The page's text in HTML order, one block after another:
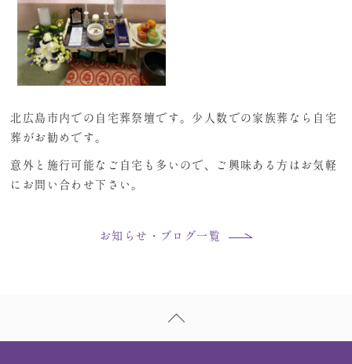
北広島市内での自宅葬祭壇です。少人数での家族葬なら自宅
葬がお勧めです。
意外と施行可能なご自宅も多いので、ご興味ある方はお気軽
にお問い合わせ下さい。
お知らせ・ブログ一覧